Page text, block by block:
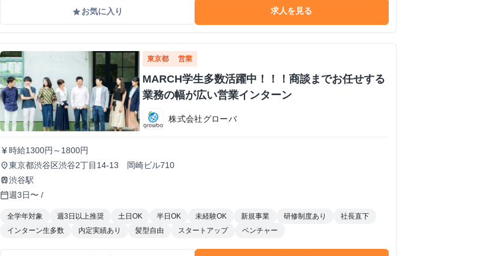
gradeお気に入り 求人を見る
東京都 営業
MARCH学生多数活躍中！！！商談までお任せする
業務の幅が広い営業インターン
株式会社グローバ
currency_yen時給1300円～1800円
place東京都渋谷区渋谷2丁目14-13 岡崎ビル710
train渋谷駅
calendar_today週3日〜 /
全学年対象 週3日以上推奨 土日OK 半日OK 未経験OK 新規事業 研修制度あり
社長直下
インターン生多数
内定実績あり 髪型自由 スタートアップ ベンチャー